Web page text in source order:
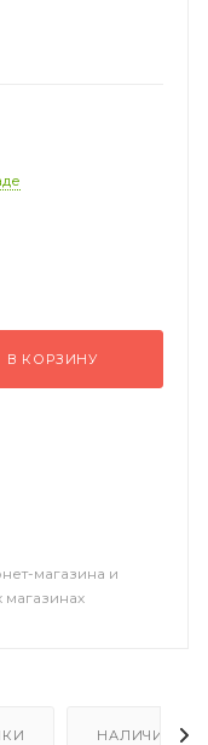
В КОРЗИНУ
магазина и
магазинах
НАЛИЧИЕ